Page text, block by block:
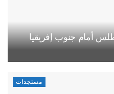
أمام جنوب إفريقيا
مستجدات